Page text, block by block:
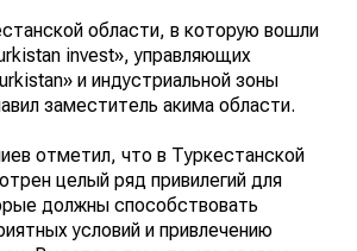
области, в которую вошли
invest», управляющих
и индустриальной зоны
заместитель акима области.
отметил, что в Туркестанской
целый ряд привилегий для
должны способствовать
условий и привлечению